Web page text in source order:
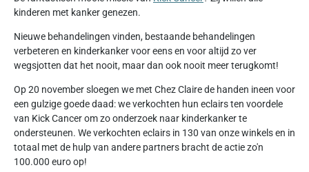
kinderen met kanker genezen.
Nieuwe behandelingen vinden, bestaande behandelingen
verbeteren en kinderkanker voor eens en voor altijd zo ver
wegsjotten dat het nooit, maar dan ook nooit meer terugkomt!
Op 20 november sloegen we met Chez Claire de handen ineen voor
een gulzige goede daad: we verkochten hun eclairs ten voordele
van Kick Cancer om zo onderzoek naar kinderkanker te
ondersteunen. We verkochten eclairs in 130 van onze winkels en in
totaal met de hulp van andere partners bracht de actie zo'n
100.000 euro op!